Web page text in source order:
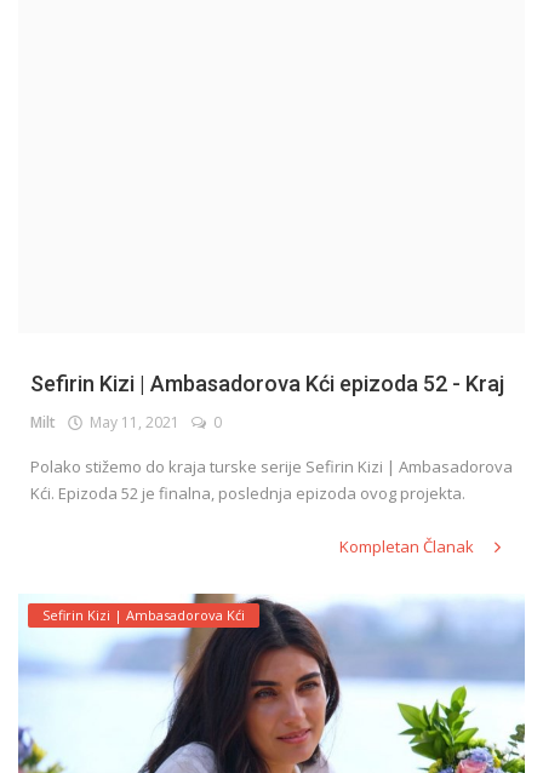
Sefirin Kizi | Ambasadorova Kći epizoda 52 - Kraj
Milt May 11, 2021 0
Polako stižemo do kraja turske serije Sefirin Kizi | Ambasadorova
Kći. Epizoda 52 je finalna, poslednja epizoda ovog projekta.
Kompletan Članak
Sefirin Kizi | Ambasadorova Kći